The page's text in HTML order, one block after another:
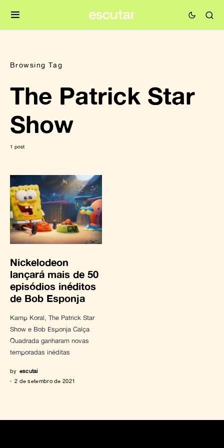
Browsing Tag
The Patrick Star
Show
1 post
Nickelodeon
lançará mais de 50
episódios inéditos
de Bob Esponja
Kamp Koral, The Patrick Star
Show e Bob Esponja Calça
Quadrada ganharam novas
temporadas inéditas
by escutai
2 de setembro de 2021